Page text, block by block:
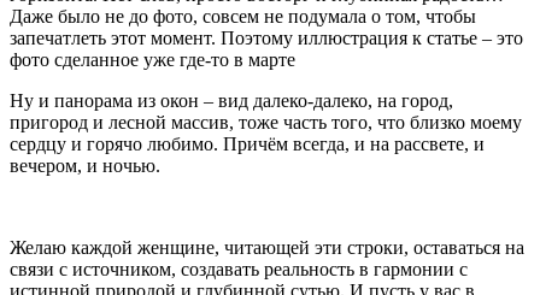
Даже было не до фото, совсем не подумала о том, чтобы
запечатлеть этот момент. Поэтому иллюстрация к статье – это
фото сделанное уже где-то в марте
Ну и панорама из окон – вид далеко-далеко, на город,
пригород и лесной массив, тоже часть того, что близко моему
сердцу и горячо любимо. Причём всегда, и на рассвете, и
вечером, и ночью.
Желаю каждой женщине, читающей эти строки, оставаться на
связи с источником, создавать реальность в гармонии с
истинной природой и глубинной сутью. И пусть у вас в